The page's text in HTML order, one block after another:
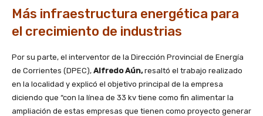
Más infraestructura energética para
el crecimiento de industrias
Por su parte, el interventor de la Dirección Provincial de Energía
de Corrientes (DPEC), Alfredo Aún,resaltó el trabajo realizado
en la localidad y explicó el objetivo principal de la empresa
diciendo que “con la línea de 33 kv tiene como fin alimentar la
ampliación de estas empresas que tienen como proyecto generar